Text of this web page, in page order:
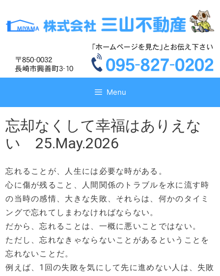
テ
ス
テ
ス
Menu
忘却なくして幸福はありえな
い 25.May.2026
忘れることが、人生には必要な時がある。
心に傷が残ること、人間関係のトラブルを水に流す時
の当時の感情、大きな失敗、それらは、何かのタイミ
ングで忘れてしまわなければならない。
だから、忘れることは、一概に悪いことではない。
ただし、忘れなきゃならないことがあるということを
忘れないことだ。
例えば、1回の失敗を気にして先に進めない人は、失敗